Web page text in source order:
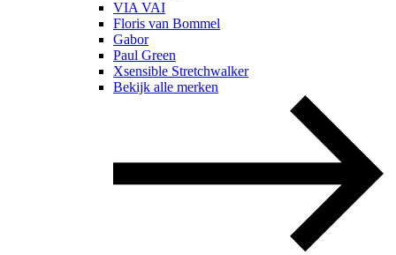
VIA VAI
Floris van Bommel
Gabor
Paul Green
Xsensible Stretchwalker
Bekijk alle merken